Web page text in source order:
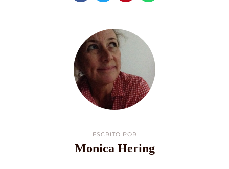
ESCRITO POR
Monica Hering